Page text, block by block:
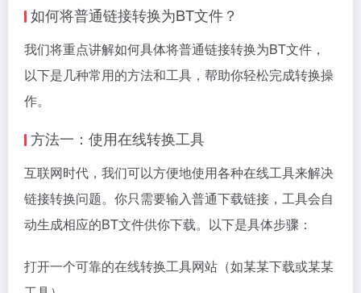
如何将普通链接转换为BT文件？
我们将重点讲解如何具体将普通链接转换为BT文件，
以下是几种常用的方法和工具，帮助你轻松完成转换操
作。
方法一：使用在线转换工具
互联网时代，我们可以方便地使用各种在线工具来解决
链接转换问题。你只需要输入普通下载链接，工具会自
动生成相应的BT文件供你下载。以下是具体步骤：
打开一个可靠的在线转换工具网站（如某某下载或某某